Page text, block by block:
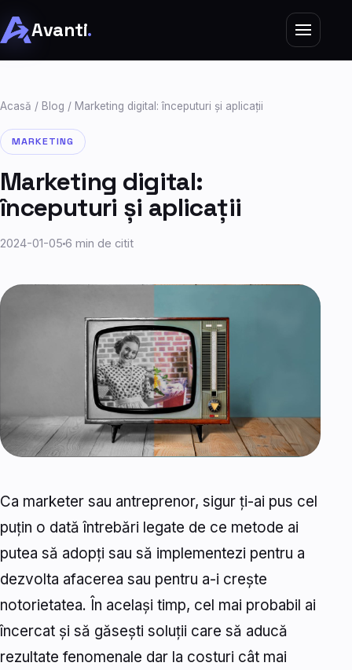
Avanti.
Acasă / Blog / Marketing digital: începuturi și aplicații
MARKETING
Marketing digital:
începuturi și aplicații
2024-01-05 6 min de citit
Ca marketer sau antreprenor, sigur ți-ai pus cel
puțin o dată întrebări legate de ce metode ai
putea să adopți sau să implementezi pentru a
dezvolta afacerea sau pentru a-i crește
notorietatea. În același timp, cel mai probabil ai
încercat și să găsești soluții care să aducă
rezultate fenomenale dar la costuri cât mai